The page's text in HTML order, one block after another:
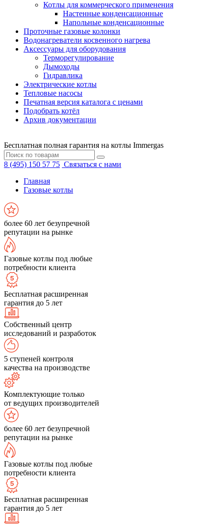
Котлы для коммерческого применения
Настенные конденсационные
Напольные конденсационные
Проточные газовые колонки
Водонагреватели косвенного нагрева
Аксессуары для оборудования
Терморегулирование
Дымоходы
Гидравлика
Электрические котлы
Тепловые насосы
Печатная версия каталога с ценами
Подобрать котёл
Архив документации
Бесплатная полная гарантия на котлы Immergas
8 (495) 150 57 75 Связаться с нами
Главная
Газовые котлы
более 60 лет безупречной
репутации на рынке
Газовые котлы под любые
потребности клиента
Бесплатная расширенная
гарантия до 5 лет
Собственный центр
исследований и разработок
5 ступеней контроля
качества на производстве
Комплектующие только
от ведущих производителей
более 60 лет безупречной
репутации на рынке
Газовые котлы под любые
потребности клиента
Бесплатная расширенная
гарантия до 5 лет